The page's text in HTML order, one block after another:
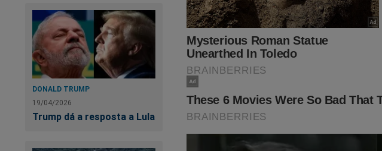
DONALD TRUMP
19/04/2026
Trump dá a resposta a Lula
PT zomba a sociedade,
Livre (Veja o Vídeo)